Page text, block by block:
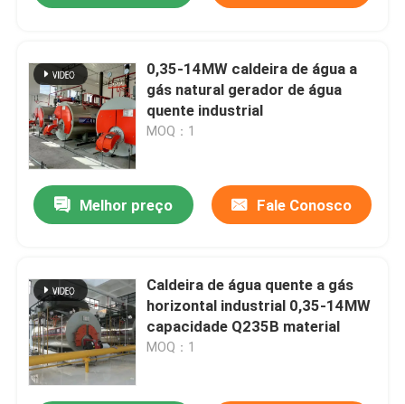
0,35-14MW caldeira de água a
gás natural gerador de água
quente industrial
MOQ：1
Melhor preço Fale Conosco
Caldeira de água quente a gás
horizontal industrial 0,35-14MW
capacidade Q235B material
MOQ：1